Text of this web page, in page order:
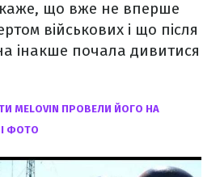
що вже не вперше
військових і що після
інакше почала дивитися
MELOVIN ПРОВЕЛИ ЙОГО НА
ФОТО